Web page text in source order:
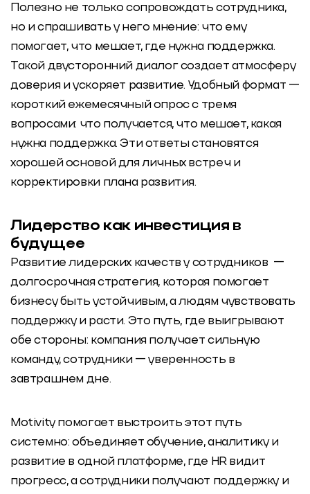
Полезно не только сопровождать сотрудника,
но и спрашивать у него мнение: что ему
помогает, что мешает, где нужна поддержка.
Такой двусторонний диалог создает атмосферу
доверия и ускоряет развитие. Удобный формат —
короткий ежемесячный опрос с тремя
вопросами: что получается, что мешает, какая
нужна поддержка. Эти ответы становятся
хорошей основой для личных встреч и
корректировки плана развития.
Лидерство как инвестиция в
будущее
Развитие лидерских качеству сотрудников —
долгосрочная стратегия, которая помогает
бизнесу быть устойчивым, а людям чувствовать
поддержку и расти. Это путь, где выигрывают
обе стороны: компания получает сильную
команду, сотрудники — уверенность в
завтрашнем дне.
Motivity помогает выстроить этот путь
системно: объединяет обучение, аналитику и
развитие в одной платформе, где HR видит
прогресс, а сотрудники получают поддержку и